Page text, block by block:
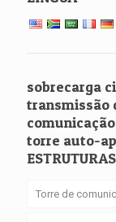
sobrecarga
transmissão
torre auto-
Torre de